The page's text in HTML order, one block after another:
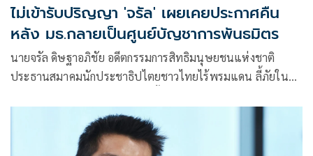
ไม่เข้ารับปริญญา 'จรัล' เผยเคยประกาศคืน
หลัง มธ.กลายเป็นศูนย์บัญชาการพันธมิตร
นายจรัล ดิษฐาอภิชัย อดีตกรรมการสิทธิมนุษยชนแห่งชาติ
ประธานสมาคมนักประชาธิปไตยชาวไทยไร้พรมแดน ลี้ภัยใน